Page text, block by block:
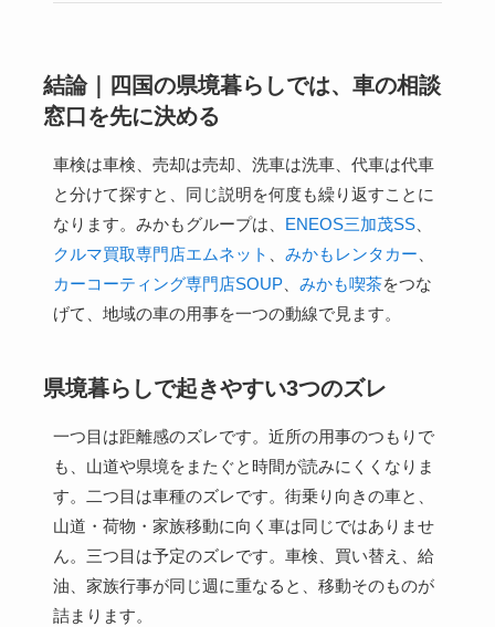
結論｜四国の県境暮らしでは、車の相談
窓口を先に決める
車検は車検、売却は売却、洗車は洗車、代車は代車
と分けて探すと、同じ説明を何度も繰り返すことに
なります。みかもグループは、 ENEOS三加茂SS
クルマ買取専門店エムネット
みかもレンタカー
カーコーティング専門店SOUP
みかも喫茶をつな
げて、地域の車の用事を一つの動線で見ます。
県境暮らしで起きやすい3つのズレ
一つ目は距離感のズレです。近所の用事のつもりで
も、山道や県境をまたぐと時間が読みにくくなりま
す。二つ目は車種のズレです。街乗り向きの車と、
山道・荷物・家族移動に向く車は同じではありませ
ん。三つ目は予定のズレです。車検、買い替え、給
油、家族行事が同じ週に重なると、移動そのものが
詰まります。